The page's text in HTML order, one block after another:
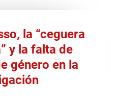
la “ceguera
y la falta de
género en la